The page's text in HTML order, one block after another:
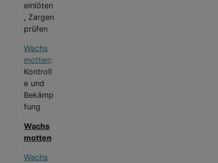
einlöten
, Zargen
prüfen
Wachs
motten:
Kontroll
e und
Bekämp
fung
Wachs
motten
Wachs